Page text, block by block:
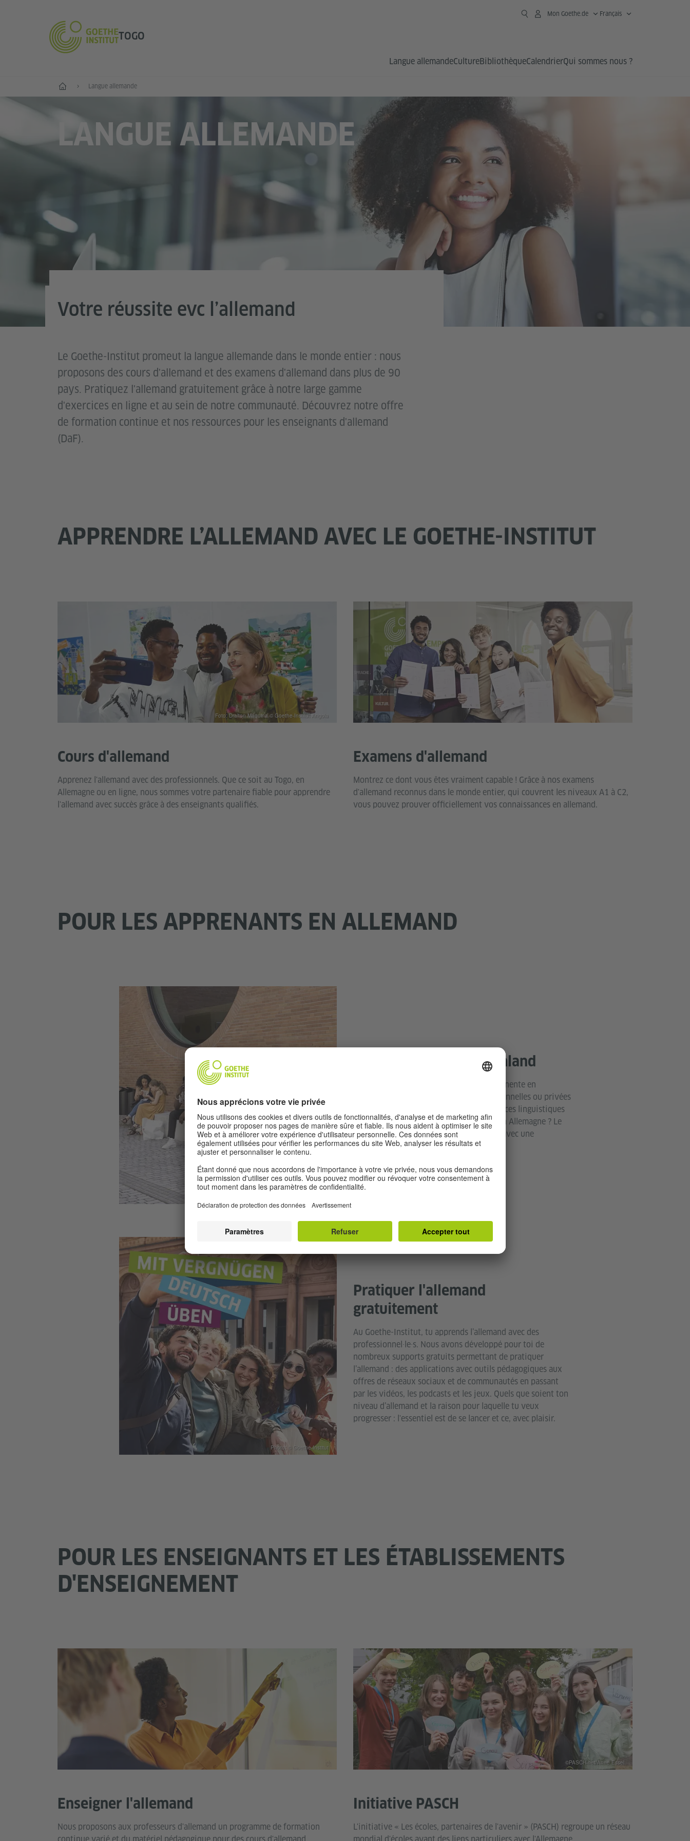
TOGO
Mon Goethe.de Français
Langue allemandeCultureBibliothèqueCalendrierQui sommes nous ?
Accueil Langue allemande
LANGUE ALLEMANDE
Votre réussite evc l’allemand
Le Goethe-Institut promeut la langue allemande dans le monde entier : nous
proposons des cours d'allemand et des examens d'allemand dans plus de 90
pays. Pratiquez l'allemand gratuitement grâce à notre large gamme
d'exercices en ligne et au sein de notre communauté. Découvrez notre offre
de formation continue et nos ressources pour les enseignants d'allemand
(DaF).
APPRENDRE L’ALLEMAND AVEC LE GOETHE-INSTITUT
Cours d'allemand
Apprenez l'allemand avec des professionnels. Que ce soit au Togo, en
Allemagne ou en ligne, nous sommes votre partenaire fiable pour apprendre
l'allemand avec succès grâce à des enseignants qualifiés.
Foto: Dralton Máquina © Goethe-Institut Angola
Examens d'allemand
Montrez ce dont vous êtes vraiment capable ! Grâce à nos examens
d'allemand reconnus dans le monde entier, qui couvrent les niveaux A1 à C2,
vous pouvez prouver officiellement vos connaissances en allemand.
POUR LES APPRENANTS EN ALLEMAND
Mein Weg nach Deutschland
Vous avez décidé de vivre de façon permanente en
Allemagne, soit pour des raisons professionnelles ou privées
? Vous avez besoin pour cela de compétences linguistiques
en allemand et d'informations sur la vie en Allemagne ? Le
Goethe-Institut soutient votre démarche avec une
assistance qualifiée.
Pratiquer l'allemand
gratuitement
Au Goethe-Institut, tu apprends l’allemand avec des
professionnel·le·s. Nous avons développé pour toi de
nombreux supports gratuits permettant de pratiquer
l’allemand : des applications avec outils pédagogiques aux
offres de réseaux sociaux et de communautés en passant
par les vidéos, les podcasts et les jeux. Quels que soient ton
niveau d’allemand et la raison pour laquelle tu veux
progresser : l'essentiel est de se lancer et ce, avec plaisir.
Photo: © Goethe-Institut
POUR LES ENSEIGNANTS ET LES ÉTABLISSEMENTS
D'ENSEIGNEMENT
Enseigner l'allemand
Nous proposons aux professeurs d'allemand un programme de formation
Initiative PASCH
L'initiative « Les écoles, partenaires de l'avenir » (PASCH) regroupe un réseau
©PASCH-net/Anne Essel